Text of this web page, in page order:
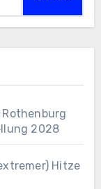
2028
Hitze